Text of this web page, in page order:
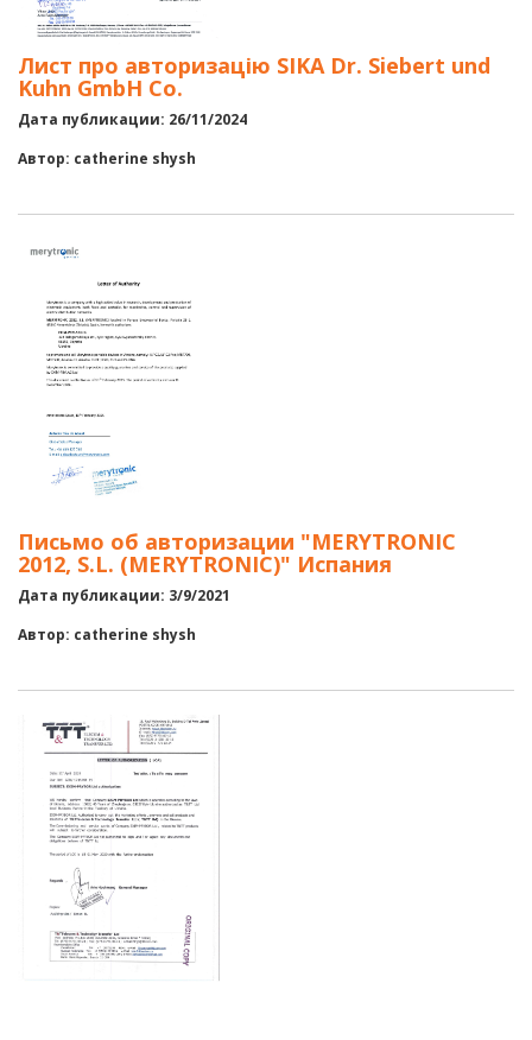
Лист про авторизацію SIKA Dr. Siebert und
Kuhn GmbH Co.
Дата публикации: 26/11/2024
Автор: catherine shysh
Письмо об авторизации "MERYTRONIC
2012, S.L. (MERYTRONIC)" Испания
Дата публикации: 3/9/2021
Автор: catherine shysh